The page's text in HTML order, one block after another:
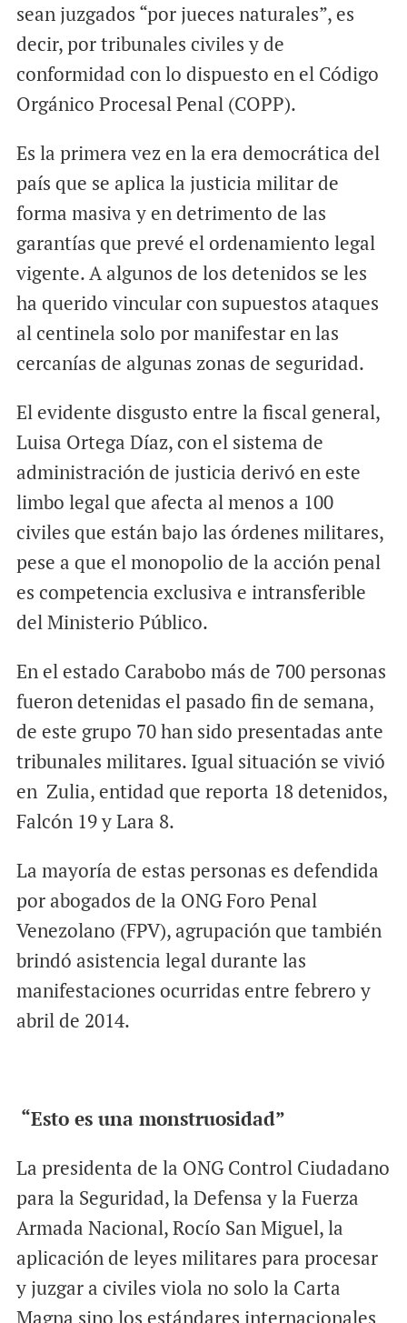
sean juzgados “por jueces naturales”, es
decir, por tribunales civiles y de
conformidad con lo dispuesto en el Código
Orgánico Procesal Penal (COPP).
Es la primera vez en la era democrática del
país que se aplica la justicia militar de
forma masiva y en detrimento de las
garantías que prevé el ordenamiento legal
vigente. A algunos de los detenidos se les
ha querido vincular con supuestos ataques
al centinela solo por manifestar en las
cercanías de algunas zonas de seguridad.
El evidente disgusto entre la fiscal general,
Luisa Ortega Díaz, con el sistema de
administración de justicia derivó en este
limbo legal que afecta al menos a 100
civiles que están bajo las órdenes militares,
pese a que el monopolio de la acción penal
es competencia exclusiva e intransferible
del Ministerio Público.
En el estado Carabobo más de 700 personas
fueron detenidas el pasado fin de semana,
de este grupo 70 han sido presentadas ante
tribunales militares. Igual situación se vivió
en Zulia, entidad que reporta 18 detenidos,
Falcón 19 y Lara 8.
La mayoría de estas personas es defendida
por abogados de la ONG Foro Penal
Venezolano (FPV), agrupación que también
brindó asistencia legal durante las
manifestaciones ocurridas entre febrero y
abril de 2014.
“Esto es una monstruosidad”
La presidenta de la ONG Control Ciudadano
para la Seguridad, la Defensa y la Fuerza
Armada Nacional, Rocío San Miguel, la
aplicación de leyes militares para procesar
y juzgar a civiles viola no solo la Carta
Magna sino los estándares internacionales